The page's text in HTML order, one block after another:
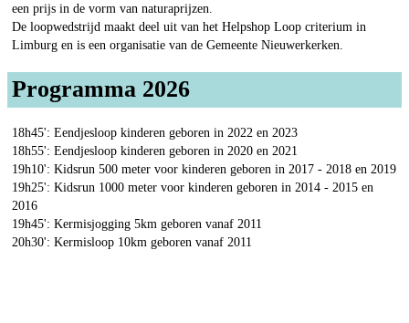
een prijs in de vorm van naturaprijzen.
De loopwedstrijd maakt deel uit van het Helpshop Loop criterium in
Limburg en is een organisatie van de Gemeente Nieuwerkerken.
Programma 2026
18h45': Eendjesloop kinderen geboren in 2022 en 2023
18h55': Eendjesloop kinderen geboren in 2020 en 2021
19h10': Kidsrun 500 meter voor kinderen geboren in 2017 - 2018 en 2019
19h25': Kidsrun 1000 meter voor kinderen geboren in 2014 - 2015 en
2016
19h45': Kermisjogging 5km geboren vanaf 2011
20h30': Kermisloop 10km geboren vanaf 2011